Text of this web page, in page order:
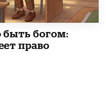
быть богом:
право